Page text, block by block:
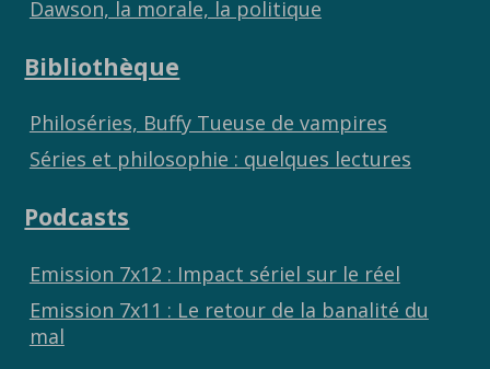
Dawson, la morale, la politique
Bibliothèque
Philoséries, Buffy Tueuse de vampires
Séries et philosophie : quelques lectures
Podcasts
Emission 7x12 : Impact sériel sur le réel
Emission 7x11 : Le retour de la banalité du
mal